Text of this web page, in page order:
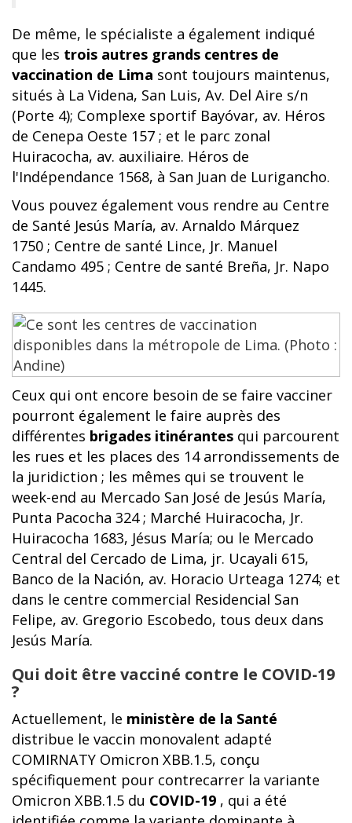
De même, le spécialiste a également indiqué
que les trois autres grands centres de
vaccination de Lima sont toujours maintenus,
situés à La Videna, San Luis, Av. Del Aire s/n
(Porte 4); Complexe sportif Bayóvar, av. Héros
de Cenepa Oeste 157 ; et le parc zonal
Huiracocha, av. auxiliaire. Héros de
l'Indépendance 1568, à San Juan de Lurigancho.
Vous pouvez également vous rendre au Centre
de Santé Jesús María, av. Arnaldo Márquez
1750 ; Centre de santé Lince, Jr. Manuel
Candamo 495 ; Centre de santé Breña, Jr. Napo
1445.
Ceux qui ont encore besoin de se faire vacciner
pourront également le faire auprès des
différentes brigades itinérantes qui parcourent
les rues et les places des 14 arrondissements de
la juridiction ; les mêmes qui se trouvent le
week-end au Mercado San José de Jesús María,
Punta Pacocha 324 ; Marché Huiracocha, Jr.
Huiracocha 1683, Jésus María; ou le Mercado
Central del Cercado de Lima, jr. Ucayali 615,
Banco de la Nación, av. Horacio Urteaga 1274; et
dans le centre commercial Residencial San
Felipe, av. Gregorio Escobedo, tous deux dans
Jesús María.
Qui doit être vacciné contre le COVID-19
?
Actuellement, le ministère de la Santé
distribue le vaccin monovalent adapté
COMIRNATY Omicron XBB.1.5, conçu
spécifiquement pour contrecarrer la variante
Omicron XBB.1.5 du COVID-19 , qui a été